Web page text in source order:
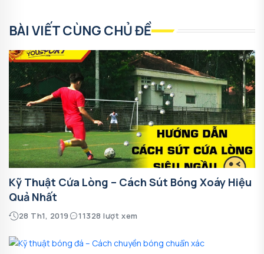
BÀI VIẾT CÙNG CHỦ ĐỀ
Kỹ Thuật Cứa Lòng – Cách Sút Bóng Xoáy Hiệu
Quả Nhất
28 Th1, 2019 11328 lượt xem